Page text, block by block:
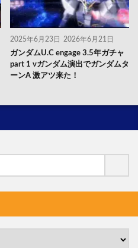
2025年6月23日 2026年6月21日
ガンダムU.C engage 3.5年ガチャ
part 1 νガンダム演出でガンダムタ
ーンA 激アツ来た！